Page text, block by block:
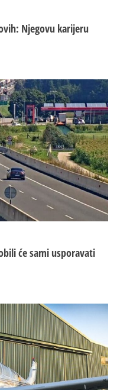
Njegovu karijeru
će sami usporavati